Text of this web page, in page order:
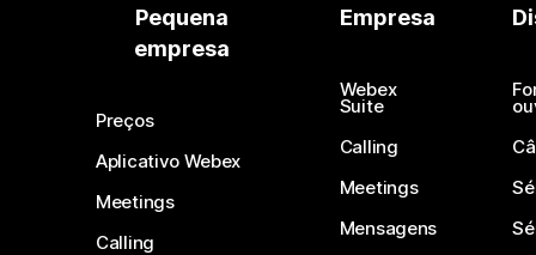
Pequena
empresa
Preços
Aplicativo Webex
Meetings
Calling
Empresa
Webex
Suite
Calling
Meetings
Mensagens